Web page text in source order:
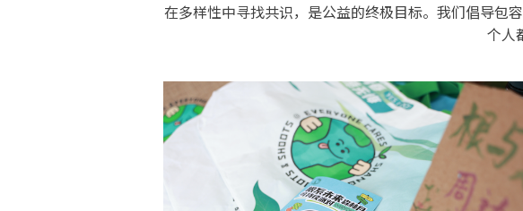
在多样性中寻找共识，是公益的终极目标。我们倡导包
个人